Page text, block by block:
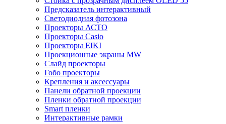
Предсказатель интерактивный
Светодиодная фотозона
Проекторы АСТО
Проекторы Casio
Проекторы EIKI
Проекционные экраны MW
Слайд проекторы
Гобо проекторы
Крепления и аксессуары
Панели обратной проекции
Пленки обратной проекции
Smart пленки
Интерактивные рамки